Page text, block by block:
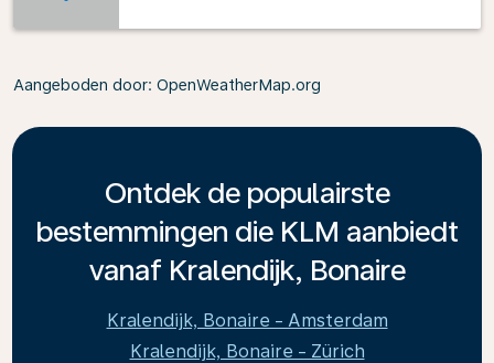
Aangeboden door: OpenWeatherMap.org
Ontdek de populairste
bestemmingen die KLM aanbiedt
vanaf Kralendijk, Bonaire
Kralendijk, Bonaire - Amsterdam
Kralendijk, Bonaire - Zürich